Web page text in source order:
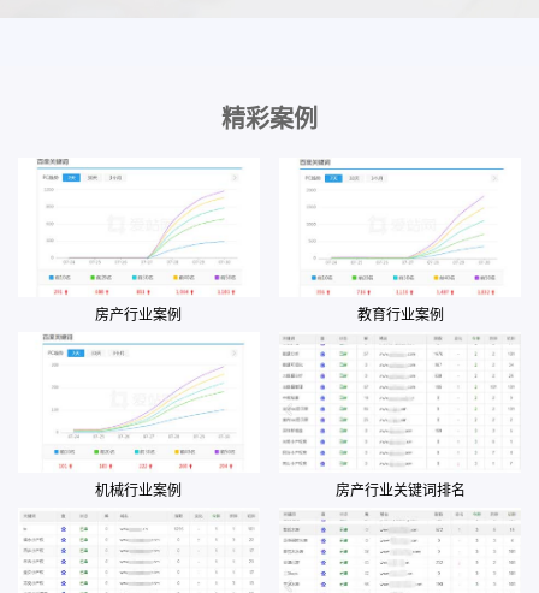
精彩案例
房产行业案例 教育行业案例
机械行业案例 房产行业关键词排名